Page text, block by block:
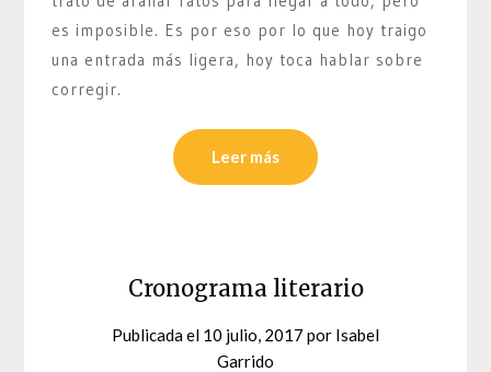
es imposible. Es por eso por lo que hoy traigo
una entrada más ligera, hoy toca hablar sobre
corregir.
Leer más
Cronograma literario
Publicada el 10 julio, 2017 por Isabel
Garrido